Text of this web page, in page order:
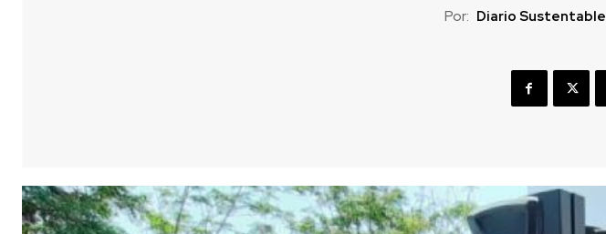
Por: Diario Sustentable